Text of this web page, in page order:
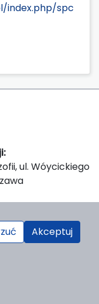
index.php/spc
ul. Wóycickiego
5, domek
Akceptuj